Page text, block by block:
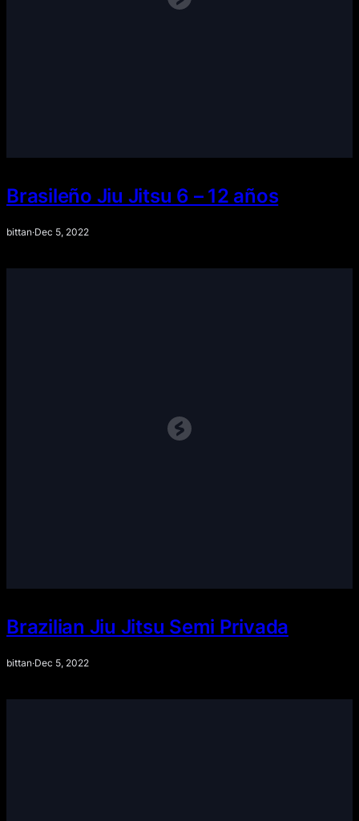
Brasileño Jiu Jitsu 6 – 12 años
bittan·Dec 5, 2022
Brazilian Jiu Jitsu Semi Privada
bittan·Dec 5, 2022